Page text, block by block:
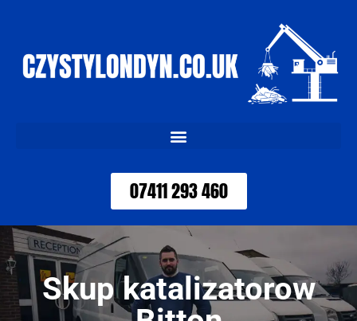
07411 293 460
Skup katalizatorow